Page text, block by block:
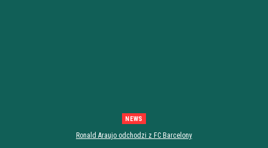
NEWS
Ronald Araujo odchodzi z FC Barcelony